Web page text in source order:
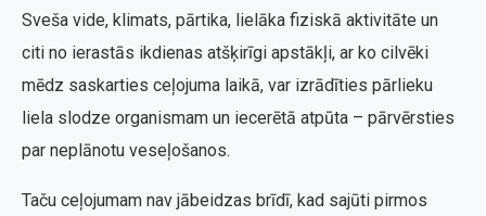
Sveša vide, klimats, pārtika, lielāka fiziskā aktivitāte un
citi no ierastās ikdienas atšķirīgi apstākļi, ar ko cilvēki
mēdz saskarties ceļojuma laikā, var izrādīties pārlieku
liela slodze organismam un iecerētā atpūta – pārvērsties
par neplānotu veseļošanos.
Taču ceļojumam nav jābeidzas brīdī, kad sajūti pirmos